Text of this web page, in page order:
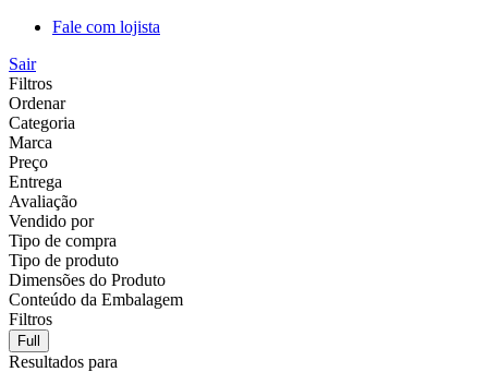
Fale com lojista
Sair
Filtros
Ordenar
Categoria
Marca
Preço
Entrega
Avaliação
Vendido por
Tipo de compra
Tipo de produto
Dimensões do Produto
Conteúdo da Embalagem
Filtros
Full
Resultados para